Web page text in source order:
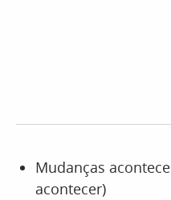
Mudanças
acontecer)